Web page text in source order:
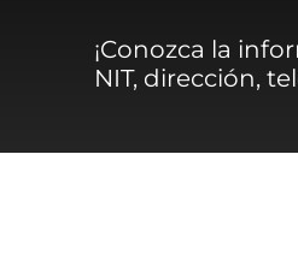
¡Conozca la
NIT, dirección,